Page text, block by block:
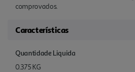
comprovados.
Características
Quantidade Liquida
0.375 KG